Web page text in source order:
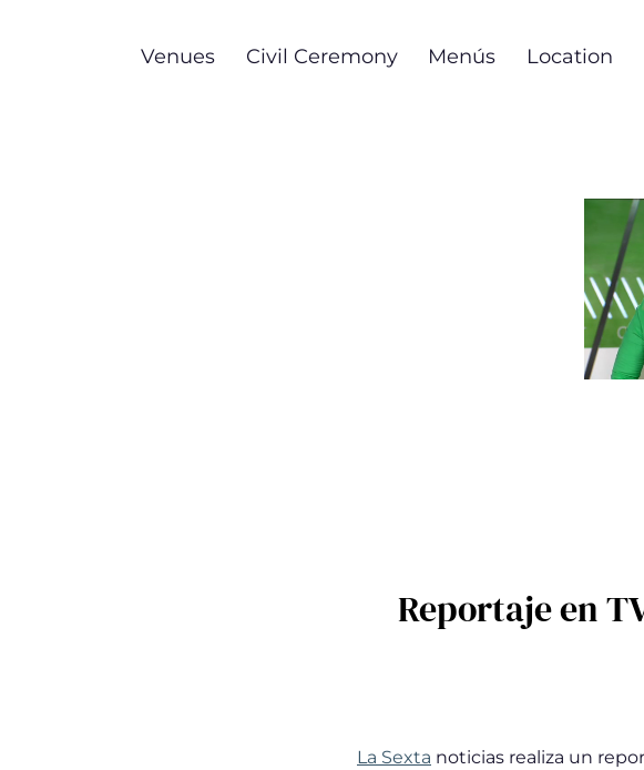
Venues Civil Ceremony Menús Location
Reportaje en
La Sexta noticias realiza un